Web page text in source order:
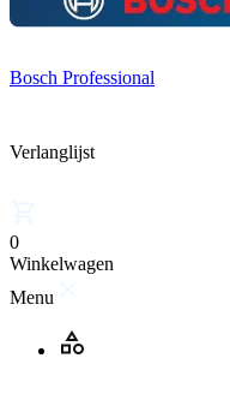
Bosch Professional
Verlanglijst
0
Winkelwagen
Menu